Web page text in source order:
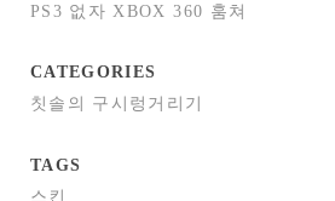
PS3 없자 XBOX 360 훔쳐
CATEGORIES
칫솔의 구시렁거리기
TAGS
스킨